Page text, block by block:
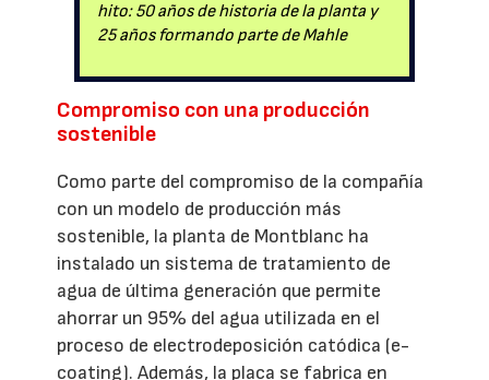
hito: 50 años de historia de la planta y
25 años formando parte de Mahle
Compromiso con una producción
sostenible
Como parte del compromiso de la compañía
con un modelo de producción más
sostenible, la planta de Montblanc ha
instalado un sistema de tratamiento de
agua de última generación que permite
ahorrar un 95% del agua utilizada en el
proceso de electrodeposición catódica (e-
coating). Además, la placa se fabrica en